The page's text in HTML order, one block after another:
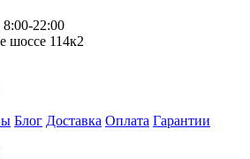
8:00-22:00
шоссе 114к2
Блог Доставка Оплата Гарантии